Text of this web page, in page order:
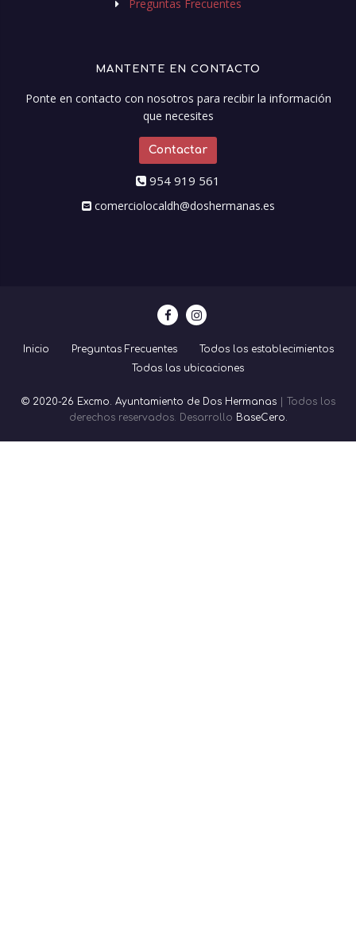
Preguntas Frecuentes
MANTENTE EN CONTACTO
Ponte en contacto con nosotros para recibir la información
que necesites
Contactar
954 919 561
comerciolocaldh@doshermanas.es
Inicio Preguntas Frecuentes
Todos los establecimientos
Todas las ubicaciones
© 2020-26 Excmo. Ayuntamiento de Dos Hermanas| Todos los
derechos reservados. Desarrollo BaseCero.